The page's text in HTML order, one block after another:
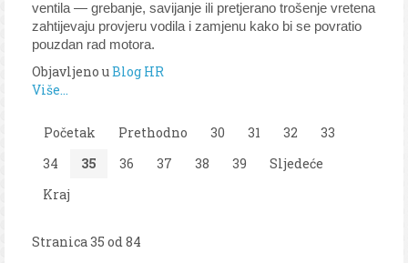
ventila — grebanje, savijanje ili pretjerano trošenje vretena
zahtijevaju provjeru vodila i zamjenu kako bi se povratio
pouzdan rad motora.
Objavljeno uBlog HR
Više...
Početak Prethodno 30 31 32
33
34
35 36 37 38 39
Sljedeće
Kraj
Stranica 35 od 84